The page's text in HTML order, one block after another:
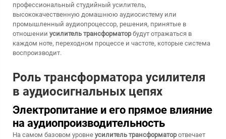
профессиональный студийный усилитель,
высококачественную домашнюю аудиосистему или
промышленный аудиопроцессор, решения, принятые в
отношении усилитель трансформаторбудут отражаться в
каждом ноте, переходном процессе и частоте, которые система
воспроизводит.
Роль трансформатора усилителя
в аудиосигнальных цепях
Электропитание и его прямое влияние
на аудиопроизводительность
На самом базовом уровне усилитель трансформаторотвечает